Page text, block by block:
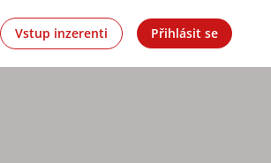
Vstup inzerenti Přihlásit se